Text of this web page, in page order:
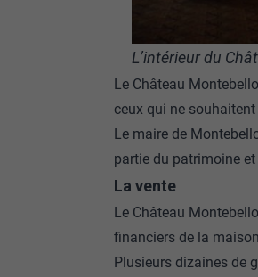
L’intérieur du
Le Château
ceux qui ne
Le maire de
partie du patrimoine
La vente
Le Château
financiers de la
Plusieurs dizaines de